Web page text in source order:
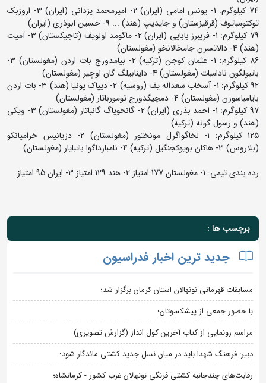
74 کیلوگرم: 1- یونس امامی (ایران) 2- امیرمحمد یزدانی (ایران) 3- اروزبک
توکتومباتوف (قرقیزستان) و جایدیپ (هند) ... 9- حسین ابوذری (ایران)
79 کیلوگرم: 1- فریبرز بابایی (ایران) 2- ماگومد اولویف (تاجیکستان) 3- آمیت
(هند) 4- دالاتسرن جامخالانخو (مغولستان)
86 کیلوگرم: 1- عثمان کوجن (ترکیه) 2- بیامدورج بات اردن (مغولستان) 3-
باتبولگون نادامبات (مغولستان) 4- داینابیلگ گان اوچیر (مغولستان)
92 کیلوگرم: 1- آسخاب سعداله یف (روسیه) 2- دیپاک پونیا (هند) 3- بات اردن
بایامباسورن (مغولستان) 4- دمچیگدورج تومورباتار (مغولستان)
97 کیلوگرم: 1- احمد بذری (ایران) 2- گانخویاگ گانباتار (مغولستان) 3- ویکی
(هند) و رسول گونه (ترکیه)
125 کیلوگرم: 1- لخاگواگرل مونختور (مغولستان) 2- دزیانیس خرامیانکو
(بلاروس) 3- هاکان بویوکجنگیل (ترکیه) 4- نامبارداگوا باتبایار (مغولستان)
رده بندی تیمی: 1- مغولستان 177 امتیاز 2- هند 129 امتیاز 3- ایران 95 امتیاز
برچسب ها :
جدید ترین اخبار فدراسیون
مسابقات قهرمانی نونهالان استان کرمان برگزار شد؛
با حضور جمعی از پیشکسوتان؛
مراسم رونمایی از کتاب آخرین کول انداز (گزارش تصویری)
دبیر: فرهنگ شهدا باید در میان نسل جدید کشتی ماندگار شود؛
رقابت‌های چندجانبه کشتی فرنگی نونهالان غرب کشور - کرمانشاه؛